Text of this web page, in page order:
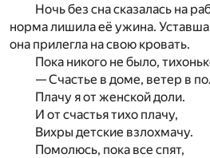
Ночь без сна сказалась на
норма лишила её ужина.
она прилегла на свою кровать.
Пока никого не было,
— Счастье в доме, ветер в
Плачу я от женской доли.
И от счастья тихо плачу,
Вихры детские взлохмачу.
Помолюсь, пока все спят,